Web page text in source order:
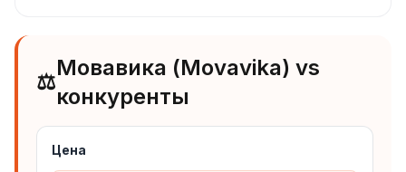
⚖️
Мовавика (Movavika) vs
конкуренты
Цена